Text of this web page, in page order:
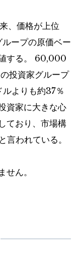
、価格が上位
ープの原価ベー
する。 60,000
投資家グループ
よりも約37％
資家に大きな心
ており、市場構
われている。
ん。